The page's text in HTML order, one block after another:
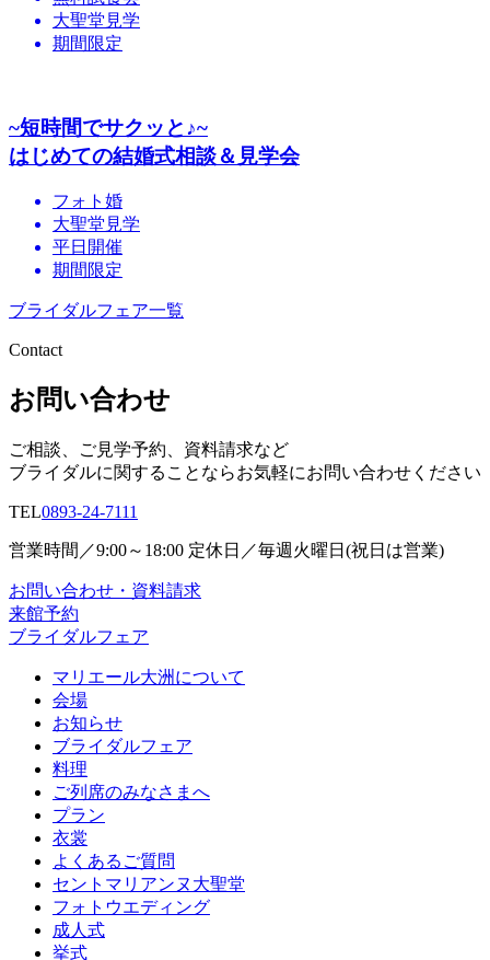
大聖堂見学
期間限定
~短時間でサクッと♪~
はじめての結婚式相談＆見学会
フォト婚
大聖堂見学
平日開催
期間限定
ブライダルフェア一覧
Contact
お問い合わせ
ご相談、ご見学予約、資料請求など
ブライダルに関することならお気軽にお問い合わせください
TEL0893-24-7111
営業時間／9:00～18:00 定休日／毎週火曜日(祝日は営業)
お問い合わせ・資料請求
来館予約
ブライダルフェア
マリエール大洲について
会場
お知らせ
ブライダルフェア
料理
ご列席のみなさまへ
プラン
衣裳
よくあるご質問
セントマリアンヌ大聖堂
フォトウエディング
成人式
挙式